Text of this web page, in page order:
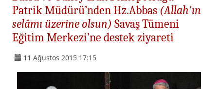
Patrik Müdürü’nden Hz.Abbas (Allah'ın
selâmı üzerine olsun) Savaş Tümeni
Eğitim Merkezi’ne destek ziyareti
11 Ağustos 2015 17:15